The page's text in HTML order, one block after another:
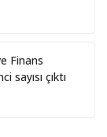
Finans
sayısı çıktı